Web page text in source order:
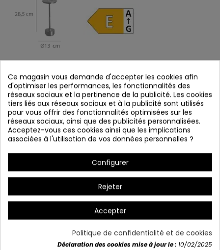
couleur.
* Batterie étendue 4000 mAh
* Possibilité d'acquérir plusieurs chargeurs. (Cód.3279)
Ce magasin vous demande d'accepter les cookies afin
d'optimiser les performances, les fonctionnalités des
réseaux sociaux et la pertinence de la publicité. Les cookies
tiers liés aux réseaux sociaux et à la publicité sont utilisés
pour vous offrir des fonctionnalités optimisées sur les
réseaux sociaux, ainsi que des publicités personnalisées.
Acceptez-vous ces cookies ainsi que les implications
associées à l'utilisation de vos données personnelles ?
Configurer
Rejeter
Accepter
Politique de confidentialité et de cookies
Déclaration des cookies mise à jour le : 10/02/2025